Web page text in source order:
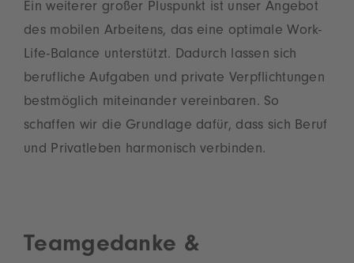
Ein weiterer großer Pluspunkt ist unser Angebot
des mobilen Arbeitens, das eine optimale Work-
Life-Balance unterstützt. Dadurch lassen sich
berufliche Aufgaben und private Verpflichtungen
bestmöglich miteinander vereinbaren. So
schaffen wir die Grundlage dafür, dass sich Beruf
und Privatleben harmonisch verbinden.
Teamgedanke &